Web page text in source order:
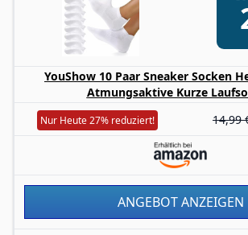
YouShow 10 Paar Sneaker Socken
Atmungsaktive Kurze
Nur Heute 27% reduziert! 14,99
ANGEBOT ANZEIGEN